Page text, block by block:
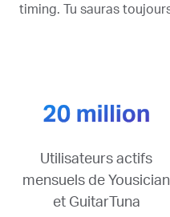
timing. Tu sauras
Utilisateurs actifs
mensuels de Yousician
et GuitarTuna